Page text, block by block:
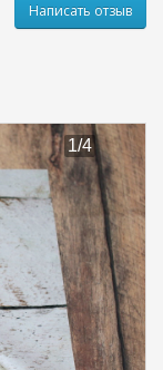
Написать отзыв